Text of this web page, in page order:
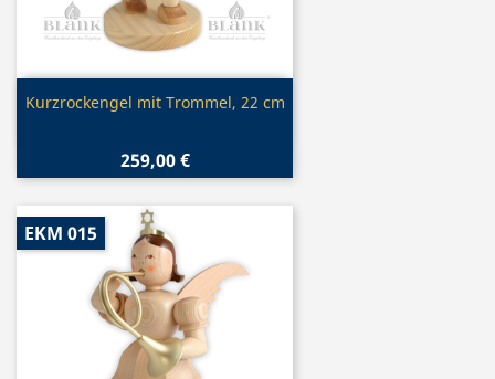
Vorschau
Kurzrockengel mit Trommel, 22 cm
259,00 €
EKM 015